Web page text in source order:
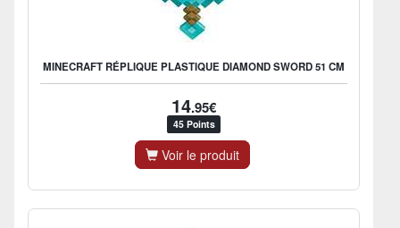
MINECRAFT RÉPLIQUE PLASTIQUE DIAMOND SWORD 51 CM
14.95€
45 Points
Voir le produit